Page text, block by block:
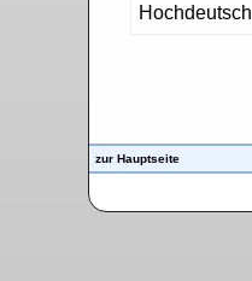
Hochdeutsch
zur Hauptseite